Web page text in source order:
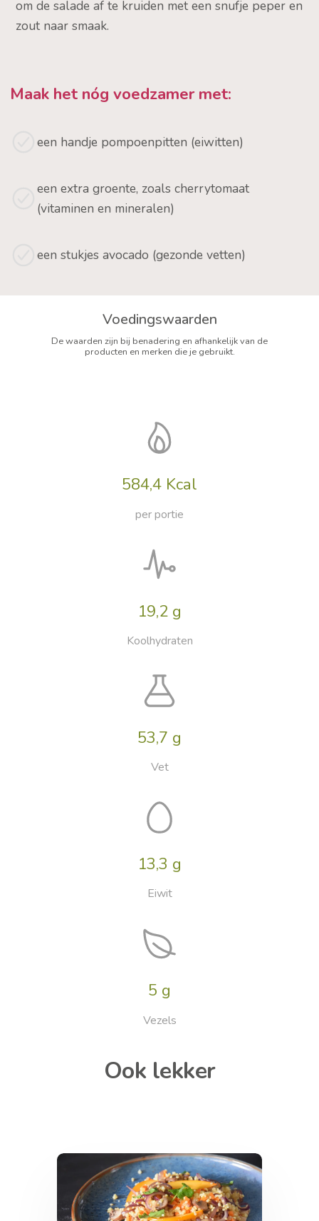
om de salade af te kruiden met een snufje peper en
zout naar smaak.
Maak het nóg voedzamer met:
een handje pompoenpitten (eiwitten)
een extra groente, zoals cherrytomaat
(vitaminen en mineralen)
een stukjes avocado (gezonde vetten)
Voedingswaarden
De waarden zijn bij benadering en afhankelijk van de
producten en merken die je gebruikt.
584,4 Kcal
per portie
19,2 g
Koolhydraten
53,7 g
Vet
13,3 g
Eiwit
5 g
Vezels
Ook lekker